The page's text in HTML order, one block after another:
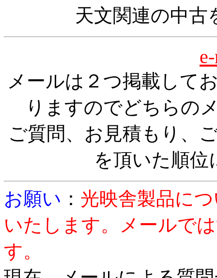
天文関連の中古
メールは２つ掲載して
りますのでどちらの
ご質問、お見積もり、
を頂いた順位
お願い ： 光映舎製品に
いたします。メールで
す。